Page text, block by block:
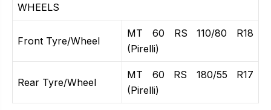
WHEELS
Front Tyre/Wheel
MT 60 RS 110/80 R18
(Pirelli)
Rear Tyre/Wheel
MT 60 RS 180/55 R17
(Pirelli)